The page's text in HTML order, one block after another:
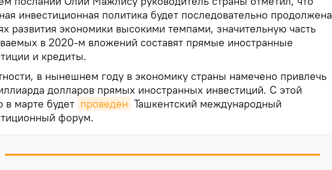
инвестиционная политика будет последовательно продолжена
развития экономики высокими темпами, значительную часть
в 2020-м вложений составят прямые иностранные
и кредиты.
в нынешнем году в экономику страны намечено привлечь
долларов прямых иностранных инвестиций. С этой
в марте будет проведен Ташкентский международный
форум.